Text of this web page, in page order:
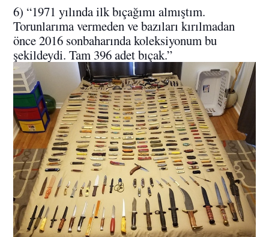
6) “1971 yılında ilk bıçağımı almıştım.
Torunlarıma vermeden ve bazıları kırılmadan
önce 2016 sonbaharında koleksiyonum bu
şekildeydi. Tam 396 adet bıçak.”